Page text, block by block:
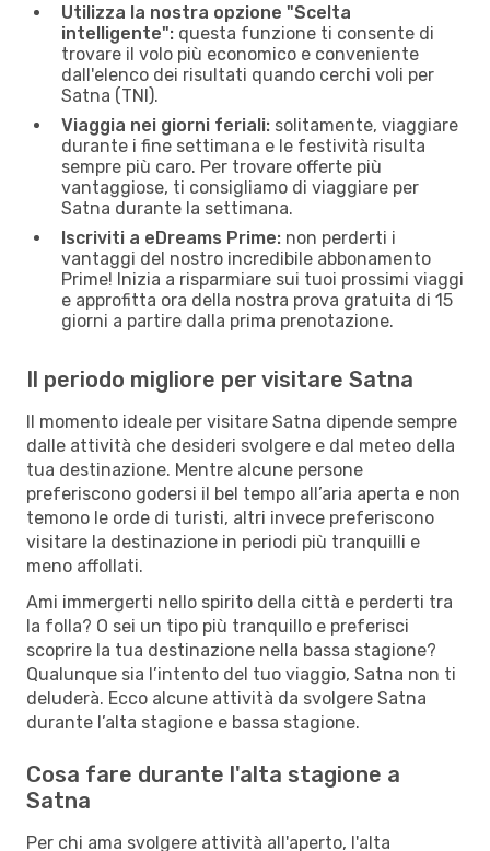
Utilizza la nostra opzione "Scelta
intelligente": questa funzione ti consente di
trovare il volo più economico e conveniente
dall'elenco dei risultati quando cerchi voli per
Satna (TNI).
Viaggia nei giorni feriali: solitamente, viaggiare
durante i fine settimana e le festività risulta
sempre più caro. Per trovare offerte più
vantaggiose, ti consigliamo di viaggiare per
Satna durante la settimana.
Iscriviti a eDreams Prime: non perderti i
vantaggi del nostro incredibile abbonamento
Prime! Inizia a risparmiare sui tuoi prossimi viaggi
e approfitta ora della nostra prova gratuita di 15
giorni a partire dalla prima prenotazione.
Il periodo migliore per visitare Satna
Il momento ideale per visitare Satna dipende sempre
dalle attività che desideri svolgere e dal meteo della
tua destinazione. Mentre alcune persone
preferiscono godersi il bel tempo all’aria aperta e non
temono le orde di turisti, altri invece preferiscono
visitare la destinazione in periodi più tranquilli e
meno affollati.
Ami immergerti nello spirito della città e perderti tra
la folla? O sei un tipo più tranquillo e preferisci
scoprire la tua destinazione nella bassa stagione?
Qualunque sia l’intento del tuo viaggio, Satna non ti
deluderà. Ecco alcune attività da svolgere Satna
durante l’alta stagione e bassa stagione.
Cosa fare durante l'alta stagione a
Satna
Per chi ama svolgere attività all'aperto, l'alta